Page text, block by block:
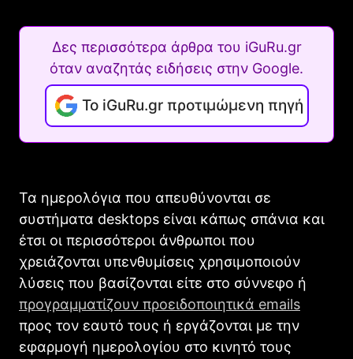
Δες περισσότερα άρθρα του iGuRu.gr
όταν αναζητάς ειδήσεις στην Google.
Το iGuRu.gr προτιμώμενη πηγή
Τα ημερολόγια που απευθύνονται σε
συστήματα desktops είναι κάπως σπάνια και
έτσι οι περισσότεροι άνθρωποι που
χρειάζονται υπενθυμίσεις χρησιμοποιούν
λύσεις που βασίζονται είτε στο σύννεφο ή
προγραμματίζουν προειδοποιητικά emails
προς τον εαυτό τους ή εργάζονται με την
εφαρμογή ημερολογίου στο κινητό τους